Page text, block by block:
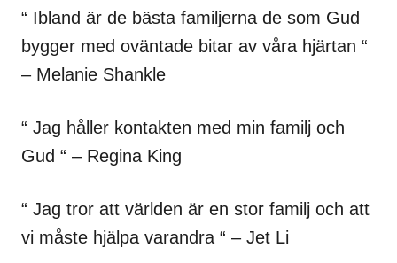
“ Ibland är de bästa familjerna de som Gud
bygger med oväntade bitar av våra hjärtan “
– Melanie Shankle
“ Jag håller kontakten med min familj och
Gud “ – Regina King
“ Jag tror att världen är en stor familj och att
vi måste hjälpa varandra “ – Jet Li